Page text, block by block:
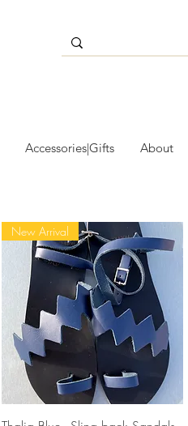
Accessories|Gifts About
New Arrival